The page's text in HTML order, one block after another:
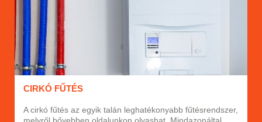
CIRKÓ FŰTÉS
A cirkó fűtés az egyik talán leghatékonyabb fűtésrendszer,